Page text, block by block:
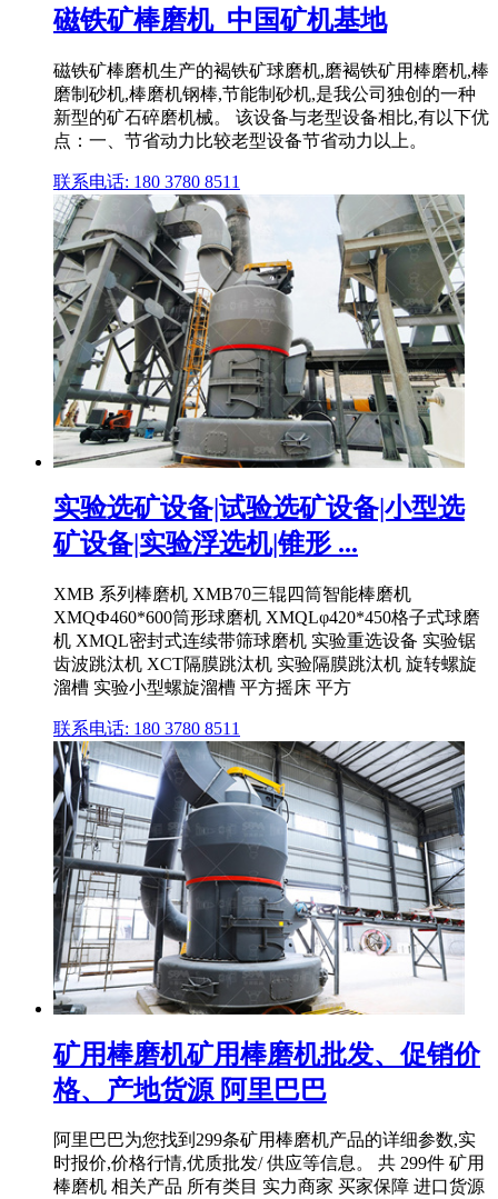
磁铁矿棒磨机_中国矿机基地
磁铁矿棒磨机生产的褐铁矿球磨机,磨褐铁矿用棒磨机,棒
磨制砂机,棒磨机钢棒,节能制砂机,是我公司独创的一种
新型的矿石碎磨机械。 该设备与老型设备相比,有以下优
点：一、节省动力比较老型设备节省动力以上。
联系电话: 180 3780 8511
实验选矿设备|试验选矿设备|小型选
矿设备|实验浮选机|锥形 ...
XMB 系列棒磨机 XMB70三辊四筒智能棒磨机
XMQФ460*600筒形球磨机 XMQLφ420*450格子式球磨
机 XMQL密封式连续带筛球磨机 实验重选设备 实验锯
齿波跳汰机 XCT隔膜跳汰机 实验隔膜跳汰机 旋转螺旋
溜槽 实验小型螺旋溜槽 平方摇床 平方
联系电话: 180 3780 8511
矿用棒磨机矿用棒磨机批发、促销价
格、产地货源 阿里巴巴
阿里巴巴为您找到299条矿用棒磨机产品的详细参数,实
时报价,价格行情,优质批发/ 供应等信息。 共 299件 矿用
棒磨机 相关产品 所有类目 实力商家 买家保障 进口货源